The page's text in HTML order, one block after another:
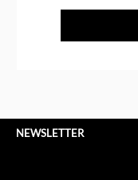
NEWSLETTER